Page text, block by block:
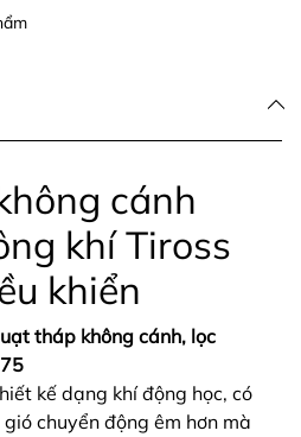
cánh
khí Tiross
khiển
tháp không cánh, lọc
kế dạng khí động học, có
chuyển động êm hơn mà